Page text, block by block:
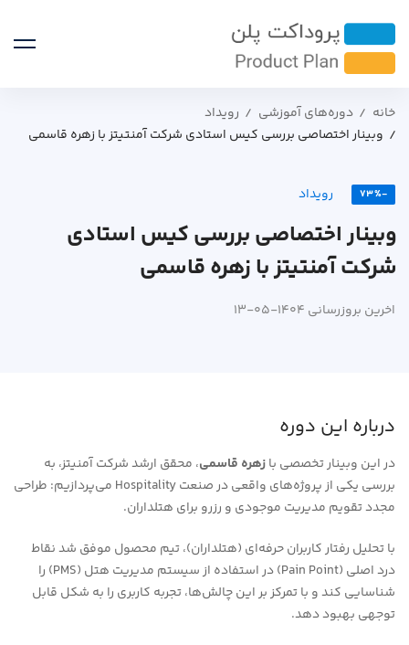
خانه دوره‌های آموزشی
رویداد
وبینار اختصاصی بررسی کیس استادی شرکت آمنتیتز با زهره قاسمی
-73% رویداد
وبینار اختصاصی بررسی کیس استادی
شرکت آمنتیتز با زهره قاسمی
اخرین بروزرسانی 1404-05-13
درباره این دوره
در این وبینار تخصصی بازهره قاسمی، محقق ارشد شرکت آمنیتز، به
بررسی یکی از پروژه‌های واقعی در صنعت Hospitality می‌پردازیم: طراحی
مجدد تقویم مدیریت موجودی و رزرو برای هتلداران.
با تحلیل رفتار کاربران حرفه‌ای (هتلداران)، تیم محصول موفق شد نقاط
درد اصلی (Pain Point) در استفاده از سیستم مدیریت هتل (PMS) را
شناسایی کند و با تمرکز بر این چالش‌ها، تجربه کاربری را به شکل قابل
توجهی بهبود دهد.